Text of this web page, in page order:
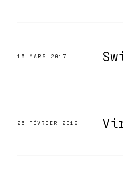
15 MARS 2017
25 FÉVRIER 2016